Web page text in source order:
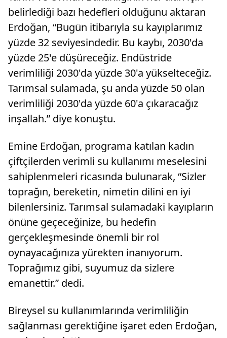
belirlediği bazı hedefleri olduğunu aktaran
Erdoğan, “Bugün itibarıyla su kayıplarımız
yüzde 32 seviyesindedir. Bu kaybı, 2030'da
yüzde 25'e düşüreceğiz. Endüstride
verimliliği 2030'da yüzde 30'a yükselteceğiz.
Tarımsal sulamada, şu anda yüzde 50 olan
verimliliği 2030'da yüzde 60'a çıkaracağız
inşallah.” diye konuştu.
Emine Erdoğan, programa katılan kadın
çiftçilerden verimli su kullanımı meselesini
sahiplenmeleri ricasında bulunarak, “Sizler
toprağın, bereketin, nimetin dilini en iyi
bilenlersiniz. Tarımsal sulamadaki kayıpların
önüne geçeceğinize, bu hedefin
gerçekleşmesinde önemli bir rol
oynayacağınıza yürekten inanıyorum.
Toprağımız gibi, suyumuz da sizlere
emanettir.” dedi.
Bireysel su kullanımlarında verimliliğin
sağlanması gerektiğine işaret eden Erdoğan,